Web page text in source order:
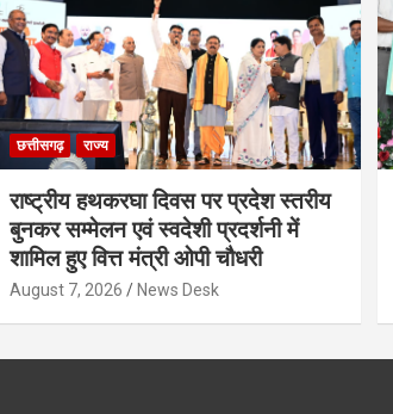
छत्तीसगढ़ राज्य
राष्ट्रीय हथकरघा दिवस पर प्रदेश स्तरीय
बुनकर सम्मेलन एवं स्वदेशी प्रदर्शनी में
शामिल हुए वित्त मंत्री ओपी चौधरी
August 7, 2026 News Desk